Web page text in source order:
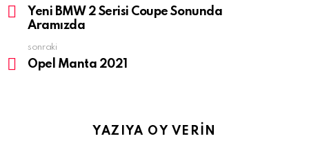
moreYeni BMW 2 Serisi Coupe Sonunda
Aramızda
sonraki
Opel Manta 2021
YAZIYA OY VERIN